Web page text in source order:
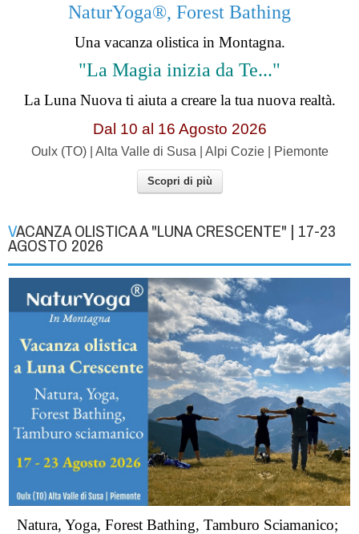
NaturYoga®, Forest Bathing
Una vacanza olistica in Montagna.
"La Magia inizia da Te..."
La Luna Nuova ti aiuta a creare la tua nuova realtà.
Dal 10 al 16 Agosto 2026
Oulx (TO) | Alta Valle di Susa | Alpi Cozie | Piemonte
Scopri di più
VACANZA OLISTICA A "LUNA CRESCENTE" | 17-23
AGOSTO 2026
Natura, Yoga, Forest Bathing, Tamburo Sciamanico;